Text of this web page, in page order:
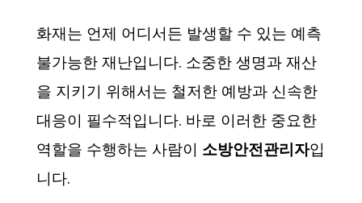
화재는 언제 어디서든 발생할 수 있는 예측
불가능한 재난입니다. 소중한 생명과 재산
을 지키기 위해서는 철저한 예방과 신속한
대응이 필수적입니다. 바로 이러한 중요한
역할을 수행하는 사람이 소방안전관리자입
니다.